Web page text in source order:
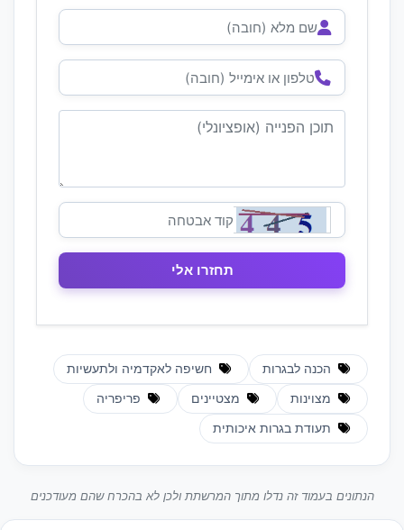
הכנה לבגרות חשיפה לאקדמיה ולתעשיות
מצוינות מצטיינים פריפריה
תעודת בגרות איכותית
הנתונים בעמוד זה נדלו מתוך המרשתת ולכן לא בהכרח שהם מעודכנים